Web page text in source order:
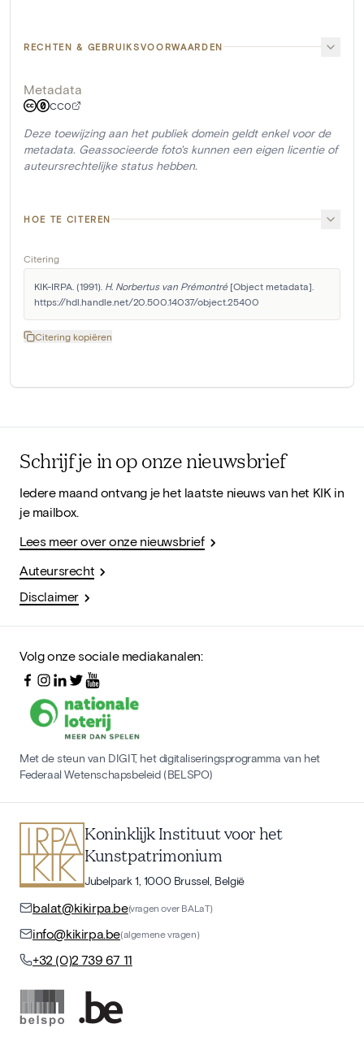
RECHTEN & GEBRUIKSVOORWAARDEN
Metadata
CC0
Deze toewijzing aan het publiek domein geldt enkel voor de
metadata. Geassocieerde foto's kunnen een eigen licentie of
auteursrechtelijke status hebben.
HOE TE CITEREN
Citering
KIK-IRPA. (1991). H. Norbertus van Prémontré [Object metadata].
https://hdl.handle.net/20.500.14037/object.25400
Citering kopiëren
Schrijf je in op onze nieuwsbrief
Iedere maand ontvang je het laatste nieuws van het KIK in
je mailbox.
Lees meer over onze nieuwsbrief
Auteursrecht
Disclaimer
Volg onze sociale mediakanalen:
Met de steun van DIGIT, het digitaliseringsprogramma van het
Federaal Wetenschapsbeleid (BELSPO)
Koninklijk Instituut voor het
Kunstpatrimonium
Jubelpark 1, 1000 Brussel, België
balat@kikirpa.be(vragen over BALaT)
info@kikirpa.be(algemene vragen)
+32 (0)2 739 67 11